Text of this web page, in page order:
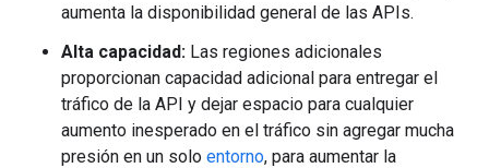
aumenta la disponibilidad general de las APIs.
Alta capacidad: Las regiones adicionales
proporcionan capacidad adicional para entregar el
tráfico de la API y dejar espacio para cualquier
aumento inesperado en el tráfico sin agregar mucha
presión en un solo entorno, para aumentar la